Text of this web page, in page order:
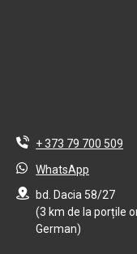
+ 373 79 700 509
WhatsApp
bd. Dacia 58/27
(3 km de la porțile
German)